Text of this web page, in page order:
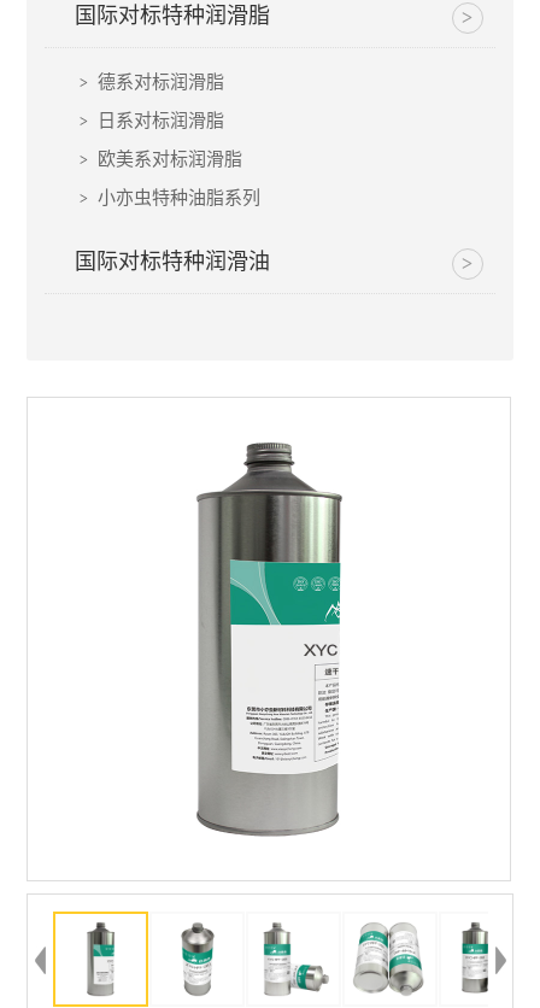
国际对标特种润滑脂
德系对标润滑脂
日系对标润滑脂
欧美系对标润滑脂
小亦虫特种油脂系列
国际对标特种润滑油